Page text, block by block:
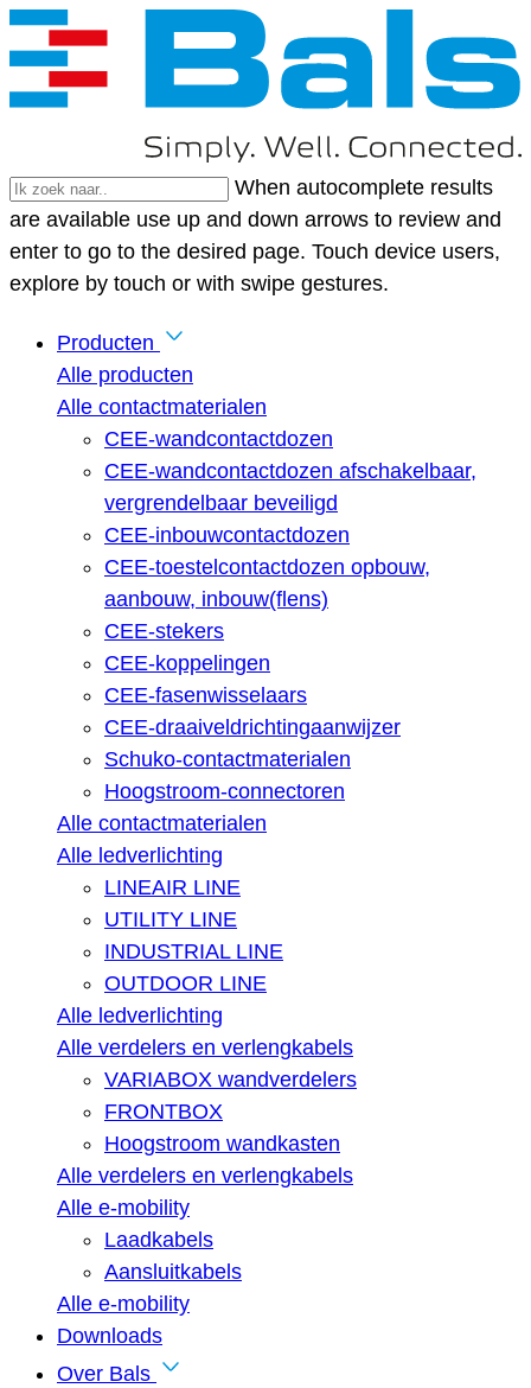
When autocomplete results
are available use up and down arrows to review and
enter to go to the desired page. Touch device users,
explore by touch or with swipe gestures.
Producten
Alle producten
Alle contactmaterialen
CEE-wandcontactdozen
CEE-wandcontactdozen afschakelbaar,
vergrendelbaar beveiligd
CEE-inbouwcontactdozen
CEE-toestelcontactdozen opbouw,
aanbouw, inbouw(flens)
CEE-stekers
CEE-koppelingen
CEE-fasenwisselaars
CEE-draaiveldrichtingaanwijzer
Schuko-contactmaterialen
Hoogstroom-connectoren
Alle contactmaterialen
Alle ledverlichting
LINEAIR LINE
UTILITY LINE
INDUSTRIAL LINE
OUTDOOR LINE
Alle ledverlichting
Alle verdelers en verlengkabels
VARIABOX wandverdelers
FRONTBOX
Hoogstroom wandkasten
Alle verdelers en verlengkabels
Alle e-mobility
Laadkabels
Aansluitkabels
Alle e-mobility
Downloads
Over Bals